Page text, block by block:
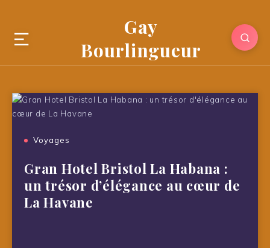
Gay
Bourlingueur
Voyages
Gran Hotel Bristol La Habana :
un trésor d’élégance au cœur de
La Havane